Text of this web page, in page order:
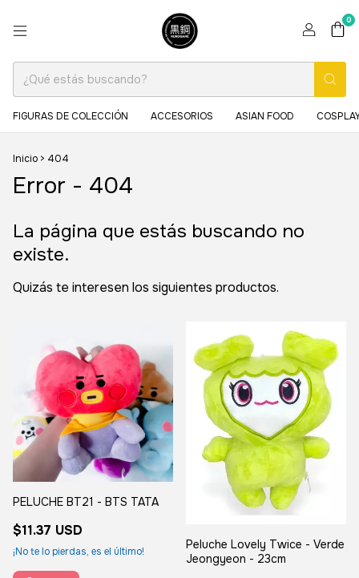
0
FIGURAS DE COLECCIÓN ACCESORIOS ASIAN FOOD
Inicio > 404
Error - 404
La página que estás buscando no
existe.
Quizás te interesen los siguientes productos.
PELUCHE BT21 - BTS TATA
$11.37 USD
¡No te lo pierdas, es el último!
Peluche Lovely Twice - Verde
Jeongyeon - 23cm